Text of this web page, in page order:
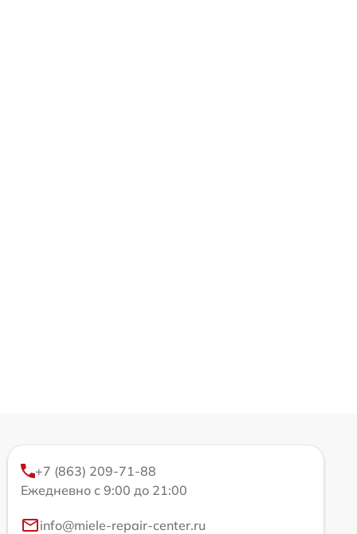
+7 (863) 209-71-88
Ежедневно с 9:00 до 21:00
info@miele-repair-center.ru